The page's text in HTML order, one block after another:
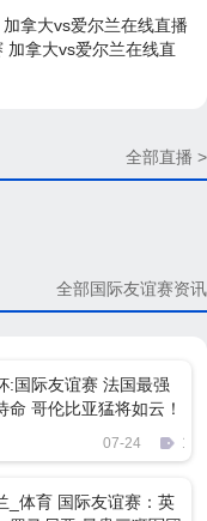
拿大vs爱尔兰在线直播
加拿大vs爱尔兰在线直
全部直播 >
全部国际友谊赛资讯
:国际友谊赛 法国最强
命 哥伦比亚猛将如云！
07-24
_体育 国际友谊赛：英